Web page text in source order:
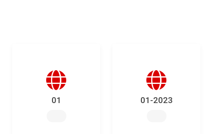
01 01-2023